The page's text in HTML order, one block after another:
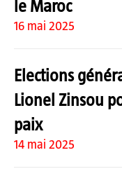
le Maroc
16 mai 2025
Elections
Lionel Zinsou
paix
14 mai 2025